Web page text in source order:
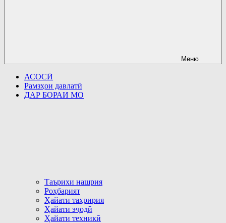
Меню
АСОСӢ
Рамзҳои давлатӣ
ДАР БОРАИ МО
Таърихи нашрия
Роҳбарият
Ҳайати таҳририя
Ҳайати эҷодӣ
Ҳайати техникӣ